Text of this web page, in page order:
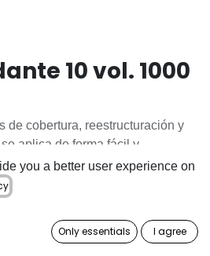
10 vol. 1000
de cobertura, reestructuración y
aplica de forma fácil y
ADD TO CART
you a better user experience on
Only essentials I agree